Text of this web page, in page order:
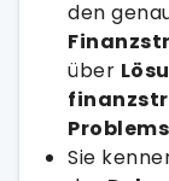
den
über
Sie